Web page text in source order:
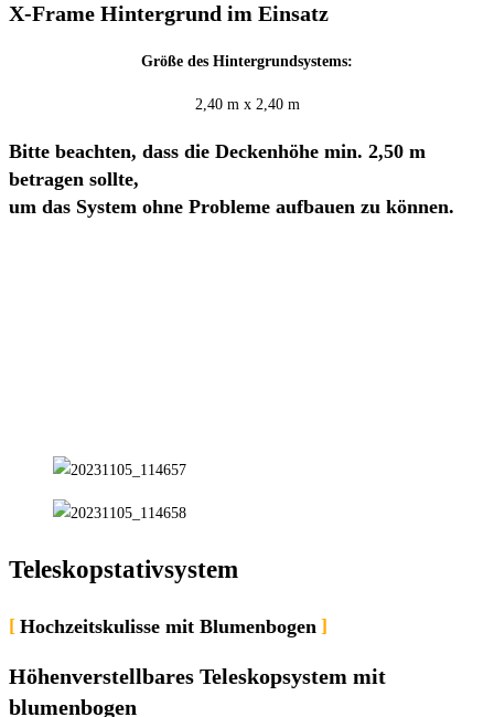
X-Frame Hintergrund im Einsatz
Größe des Hintergrundsystems:
2,40 m x 2,40 m
Bitte beachten, dass die Deckenhöhe min. 2,50 m
betragen sollte,
um das System ohne Probleme aufbauen zu können.
Teleskopstativsystem
Hochzeitskulisse mit Blumenbogen
Höhenverstellbares Teleskopsystem mit
blumenbogen